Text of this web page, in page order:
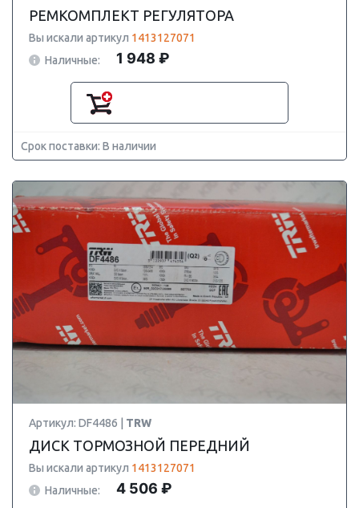
РЕМКОМПЛЕКТ РЕГУЛЯТОРА
Вы искали артикул 1413127071
Наличные:
1 948 ₽
Срок поставки: В наличии
Артикул: DF4486 | TRW
ДИСК ТОРМОЗНОЙ ПЕРЕДНИЙ
Вы искали артикул 1413127071
Наличные:
4 506 ₽